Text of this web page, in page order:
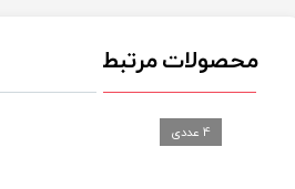
محصولات مرتبط
4 عددی